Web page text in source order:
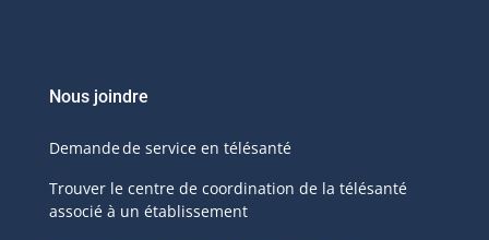
Nous joindre
Demande de service en télésanté
Trouver le centre de coordination de la télésanté
associé à un établissement